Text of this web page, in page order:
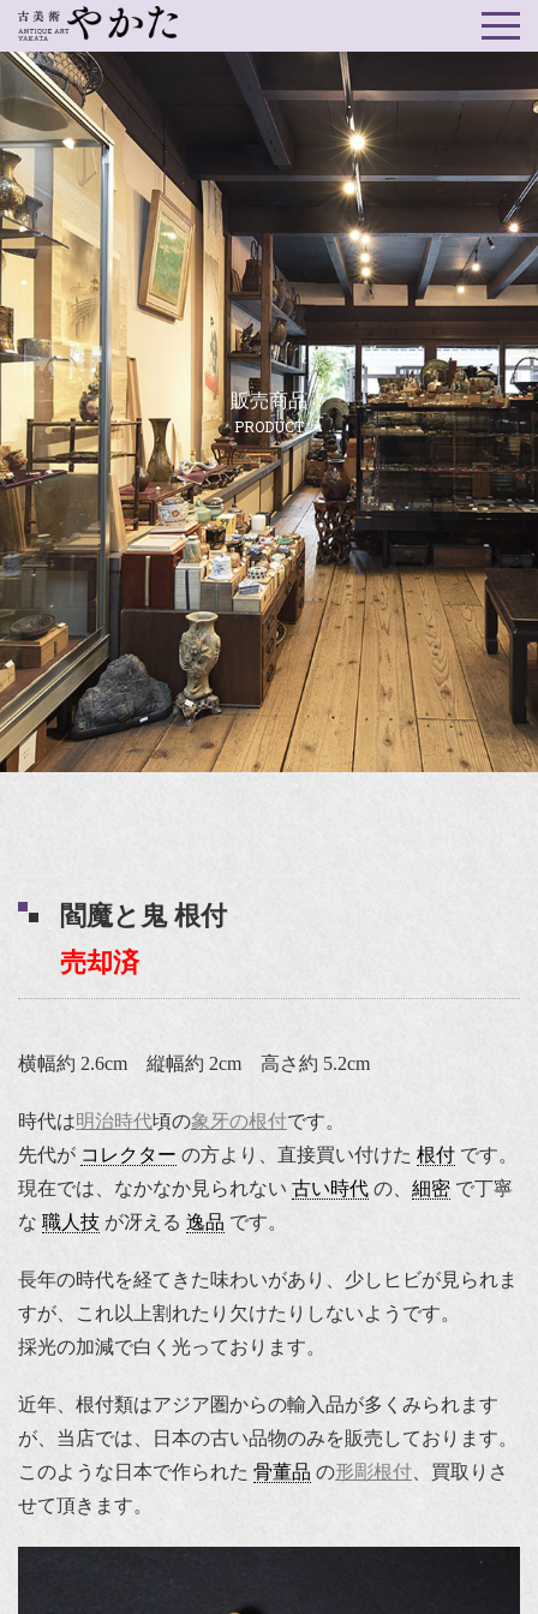
販売商品
PRODUCT
閻魔と鬼 根付
売却済
横幅約 2.6cm 縦幅約 2cm 高さ約 5.2cm
時代は明治時代頃の象牙の根付です。
先代が コレクター の方より、直接買い付けた 根付 です。
現在では、なかなか見られない 古い時代 の、 細密 で丁寧
な 職人技 が冴える 逸品 です。
長年の時代を経てきた味わいがあり、少しヒビが見られま
すが、これ以上割れたり欠けたりしないようです。
採光の加減で白く光っております。
近年、根付類はアジア圏からの輸入品が多くみられます
が、当店では、日本の古い品物のみを販売しております。
このような日本で作られた 骨董品 の形彫根付 、買取りさ
せて頂きます。